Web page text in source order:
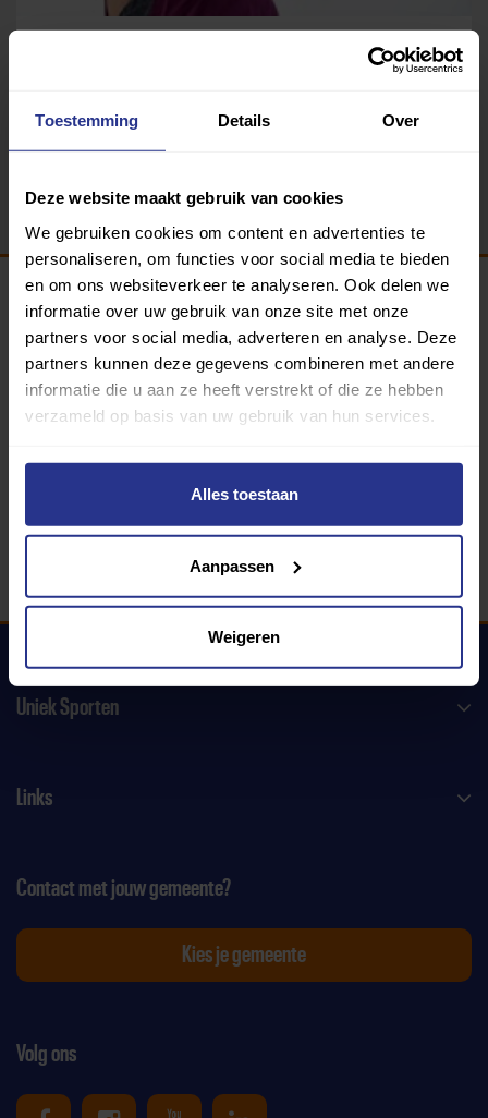
Toestemming Details Over
Deze website maakt gebruik van cookies
We gebruiken cookies om content en advertenties te
personaliseren, om functies voor social media te bieden
en om ons websiteverkeer te analyseren. Ook delen we
informatie over uw gebruik van onze site met onze
partners voor social media, adverteren en analyse. Deze
partners kunnen deze gegevens combineren met andere
informatie die u aan ze heeft verstrekt of die ze hebben
verzameld op basis van uw gebruik van hun services.
Alles toestaan
Aanpassen
Weigeren
Programma van:
340 gemeenten
Uniek Sporten
Links
Volg ons
Contact met jouw gemeente?
Kies je gemeente